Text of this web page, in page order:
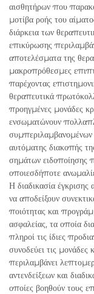
αισθητήρων που
μοτίβα ροής του
διάρκεια των
επικύρωσης
αποτελέσματα της
μακροπρόθεσμες
παρέχοντας
θεραπευτικά
προηγμένες μονάδες
ενσωματώνουν
συμπεριλαμβανομένων
αυτόματης διακοπής
σημάτων ειδοποίησης
οποιεσδήποτε
Η διαδικασία
να αποδείξουν
ποιότητας και
ασφαλείας, τα οποία
πληροί τις ίδιες
συνοδεύει τις
περιλαμβάνει
αντενδείξεων και
οποίες βοηθούν τους